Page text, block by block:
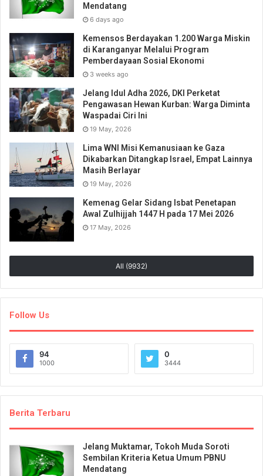
Mendatang
6 days ago
Kemensos Berdayakan 1.200 Warga Miskin
di Karanganyar Melalui Program
Pemberdayaan Sosial Ekonomi
3 weeks ago
Jelang Idul Adha 2026, DKI Perketat
Pengawasan Hewan Kurban: Warga Diminta
Waspadai Ciri Ini
19 May, 2026
Lima WNI Misi Kemanusiaan ke Gaza
Dikabarkan Ditangkap Israel, Empat Lainnya
Masih Berlayar
19 May, 2026
Kemenag Gelar Sidang Isbat Penetapan
Awal Zulhijjah 1447 H pada 17 Mei 2026
17 May, 2026
All (9932)
Follow Us
94
1000
0
3444
Berita Terbaru
Jelang Muktamar, Tokoh Muda Soroti
Sembilan Kriteria Ketua Umum PBNU
Mendatang